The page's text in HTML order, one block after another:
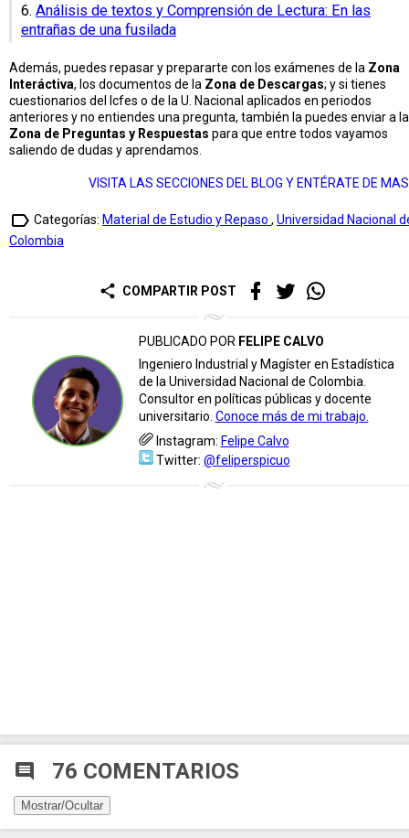
6. Análisis de textos y Comprensión de Lectura: En las
entrañas de una fusilada
Además, puedes repasar y prepararte con los exámenes de la Zona
Interáctiva, los documentos de la Zona de Descargas; y si tienes
cuestionarios del Icfes o de la U. Nacional aplicados en periodos
anteriores y no entiendes una pregunta, también la puedes enviar a la
Zona de Preguntas y Respuestas para que entre todos vayamos
saliendo de dudas y aprendamos.
VISITA LAS SECCIONES DEL BLOG Y ENTÉRATE DE
label_outline Categorías: Material de Estudio y Repaso , Universidad Nacional
Colombia
share COMPARTIR POST
PUBLICADO POR FELIPE CALVO
Ingeniero Industrial y Magíster en Estadística
de la Universidad Nacional de Colombia.
Consultor en políticas públicas y docente
universitario. Conoce más de mi trabajo.
Instagram: Felipe Calvo
Twitter: @feliperspicuo
comment 76 COMENTARIOS
Mostrar/Ocultar